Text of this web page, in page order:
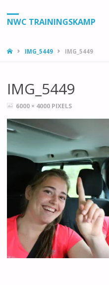
NWC TRAININGSKAMP
HOMEIMG_5449 IMG_5449
IMG_5449
VOLLEDIGE
6000 × 4000 PIXELS